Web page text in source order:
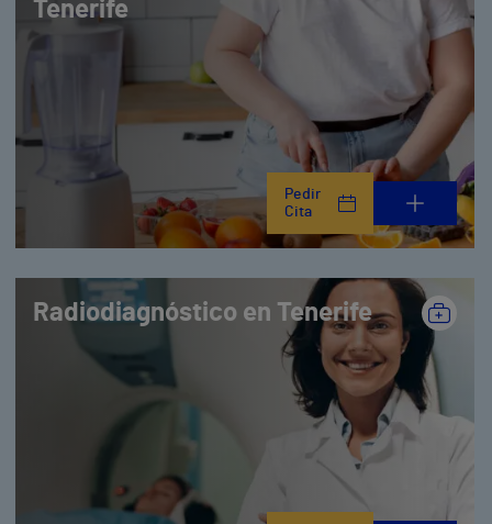
Tenerife
Pedir
Cita
Radiodiagnóstico en Tenerife